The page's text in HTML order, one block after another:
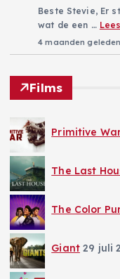
Beste Stevie, Er
wat de een …
4 maanden geleden
Films
Primitive
The Last
The Color
Giant 29 juli